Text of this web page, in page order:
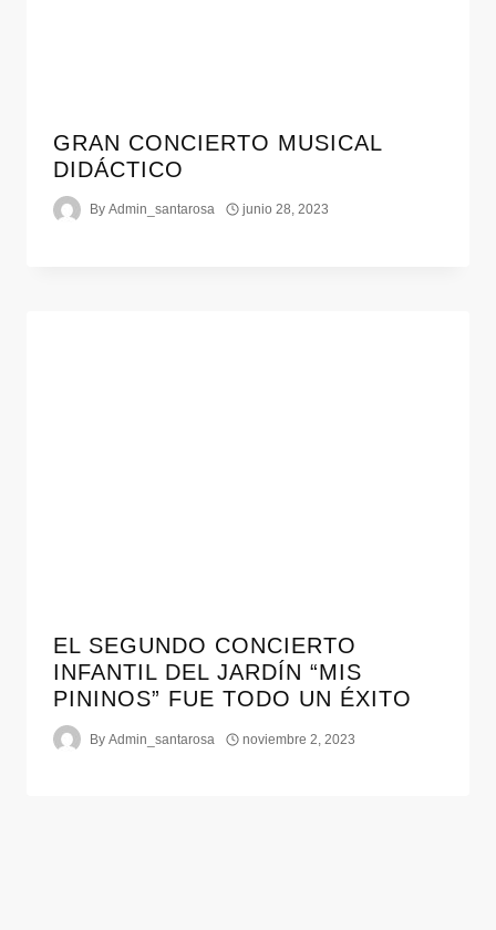
GRAN CONCIERTO MUSICAL
DIDÁCTICO
By Admin_santarosa junio 28, 2023
EL SEGUNDO CONCIERTO
INFANTIL DEL JARDÍN “MIS
PININOS” FUE TODO UN ÉXITO
By Admin_santarosa noviembre 2, 2023